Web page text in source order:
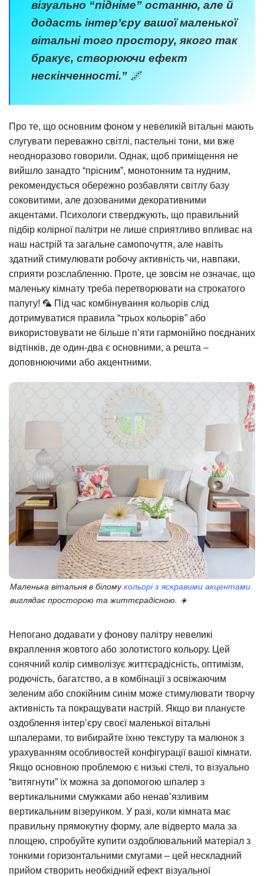
візуально “підніме” останню, але й
додасть інтер’єру вашої маленької
вітальні того простору, якого так
бракує, створюючи ефект
нескінченності.” 🌌
Про те, що основним фоном у невеликій вітальні мають
слугувати переважно світлі, пастельні тони, ми вже
неодноразово говорили. Однак, щоб приміщення не
вийшло занадто “прісним”, монотонним та нудним,
рекомендується обережно розбавляти світлу базу
соковитими, але дозованими декоративними
акцентами. Психологи стверджують, що правильний
підбір колірної палітри не лише сприятливо впливає на
наш настрій та загальне самопочуття, але навіть
здатний стимулювати робочу активність чи, навпаки,
сприяти розслабленню. Проте, це зовсім не означає, що
маленьку кімнату треба перетворювати на строкатого
папугу! 🦜 Під час комбінування кольорів слід
дотримуватися правила “трьох кольорів” або
використовувати не більше п’яти гармонійно поєднаних
відтінків, де один-два є основними, а решта –
доповнюючими або акцентними.
Маленька вітальня в біломукольорі з яскравими акцентами
виглядає просторою та життєрадісною. ☀️
Непогано додавати у фонову палітру невеликі
вкраплення жовтого або золотистого кольору. Цей
сонячний колір символізує життєрадісність, оптимізм,
родючість, багатство, а в комбінації з освіжаючим
зеленим або спокійним синім може стимулювати творчу
активність та покращувати настрій. Якщо ви плануєте
оздоблення інтер’єру своєї маленької вітальні
шпалерами, то вибирайте їхню текстуру та малюнок з
урахуванням особливостей конфігурації вашої кімнати.
Якщо основною проблемою є низькі стелі, то візуально
“витягнути” їх можна за допомогою шпалер з
вертикальними смужками або ненав’язливим
вертикальним візерунком. У разі, коли кімната має
правильну прямокутну форму, але відверто мала за
площею, спробуйте купити оздоблювальний матеріал з
тонкими горизонтальними смугами – цей нескладний
прийом створить необхідний ефект візуальної